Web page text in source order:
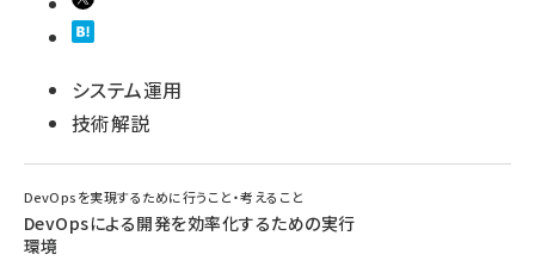
システム運用
技術解説
DevOpsを実現するために行うこと・考えること
DevOpsによる開発を効率化するための実行
環境